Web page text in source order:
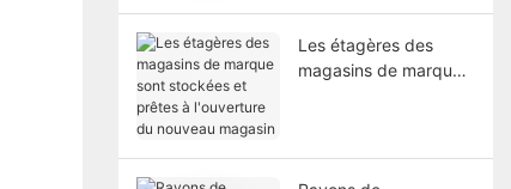
Les étagères des
magasins de marque